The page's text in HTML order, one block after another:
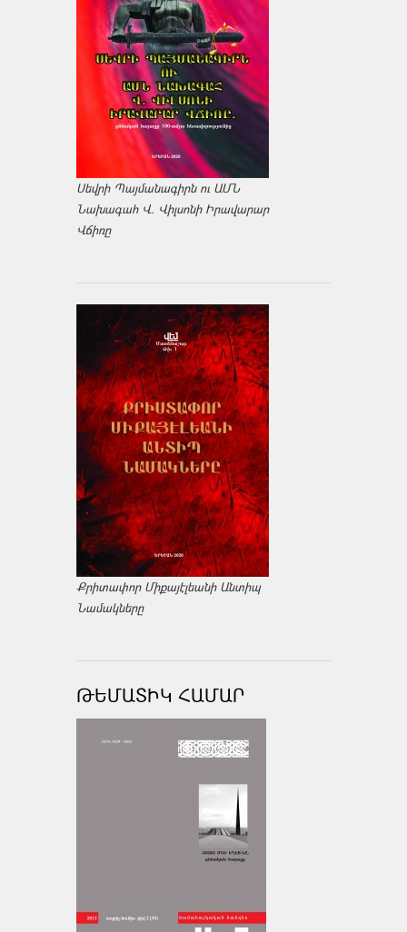
Սեվրի Պայմանագիրն ու ԱՄՆ
Նախագահ Վ. Վիլսոնի Իրավարար
Վճիռը
Քրիտափոր Միքայէլեանի Անտիպ
Նամակները
ԹԵՄԱՏԻԿ ՀԱՄԱՐ